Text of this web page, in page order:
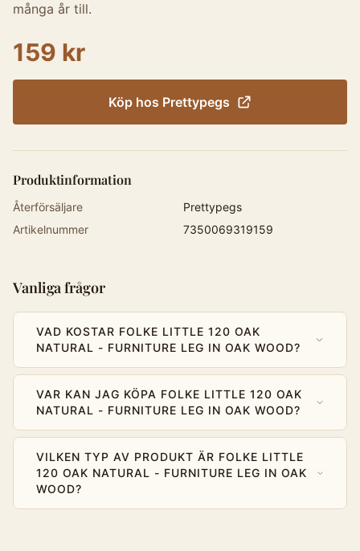
många år till.
159 kr
Köp hos Prettypegs
Produktinformation
Återförsäljare
Prettypegs
Artikelnummer
7350069319159
Vanliga frågor
VAD KOSTAR FOLKE LITTLE 120 OAK
NATURAL - FURNITURE LEG IN OAK WOOD?
VAR KAN JAG KÖPA FOLKE LITTLE 120 OAK
NATURAL - FURNITURE LEG IN OAK WOOD?
VILKEN TYP AV PRODUKT ÄR FOLKE LITTLE
120 OAK NATURAL - FURNITURE LEG IN OAK
WOOD?